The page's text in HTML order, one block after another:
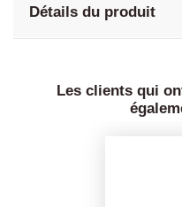
Détails du produit
Les clients qui